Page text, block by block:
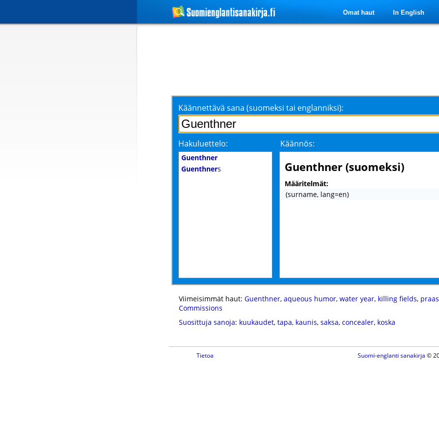
Omat haut In English
Käännettävä sana (suomeksi tai englanniksi):
Hakuluettelo: Käännös:
Guenthner
Guenthners Guenthner (suomeksi)
Määritelmät:
(surname, lang=en)
Viimeisimmät haut: Guenthner, aqueous humor, water year, killing fields,
Commissions
Suosittuja sanoja: kuukaudet, tapa, kaunis, saksa, concealer, koska
Tietoa Suomi-englanti sanakirja ©